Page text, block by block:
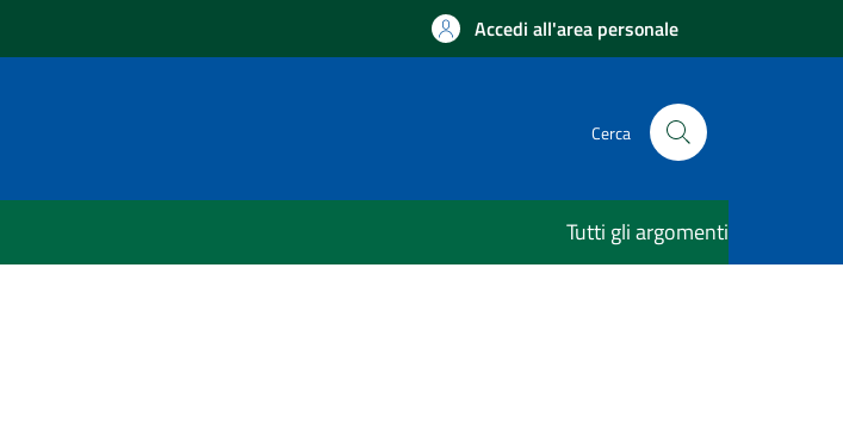
Accedi all'area personale
Cerca
Tutti gli argomenti